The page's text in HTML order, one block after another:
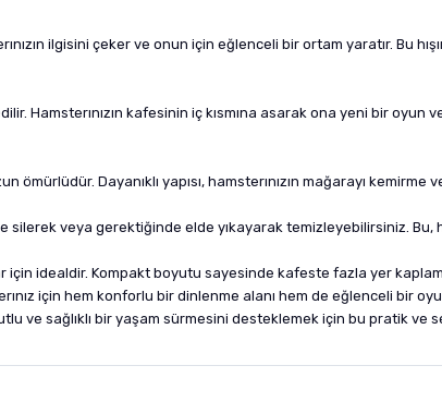
ilgisini çeker ve onun için eğlenceli bir ortam yaratır. Bu
Hamsterınızın kafesinin iç kısmına asarak ona yeni bir
Dayanıklı yapısı, hamsterınızın mağarayı kemirme
veya gerektiğinde elde yıkayarak temizleyebilirsiniz. Bu,
idealdir. Kompakt boyutu sayesinde kafeste fazla yer
için hem konforlu bir dinlenme alanı hem de eğlenceli bir oyun
ve sağlıklı bir yaşam sürmesini desteklemek için bu pratik